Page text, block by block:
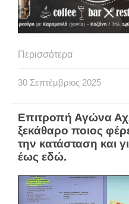
Περισσότερα
30 Σεπτέμβριος 2025
Επιτροπή Αγώνα
ξεκάθαρο ποιος
την κατάσταση και
έως εδώ.